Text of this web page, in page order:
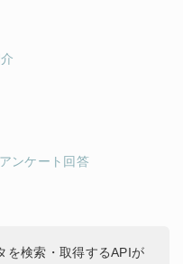
を検索・取得するAPIが
ンケート回答